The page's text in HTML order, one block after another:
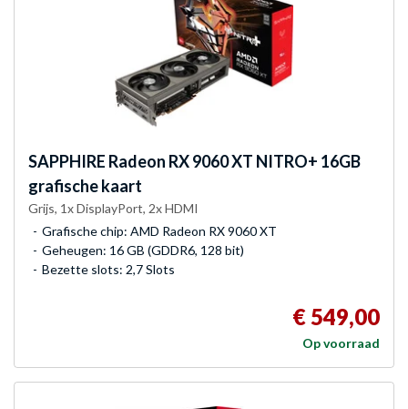
SAPPHIRE Radeon RX 9060 XT NITRO+ 16GB
grafische kaart
Grijs, 1x DisplayPort, 2x HDMI
Grafische chip: AMD Radeon RX 9060 XT
Geheugen: 16 GB (GDDR6, 128 bit)
Bezette slots: 2,7 Slots
€ 549,00
Op voorraad